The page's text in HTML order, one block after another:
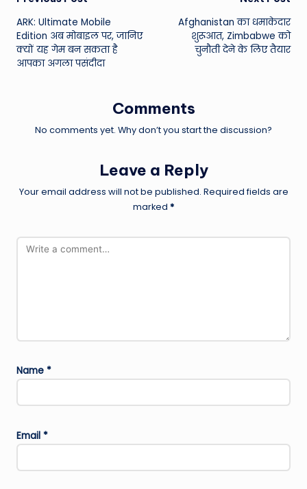
navigation
ARK: Ultimate Mobile
Edition अब मोबाइल पर, जानिए
क्यों यह गेम बन सकता है
आपका अगला पसंदीदा
Afghanistan का धमाकेदार
शुरूआत, Zimbabwe को
चुनौती देने के लिए तैयार
Comments
No comments yet. Why don’t you start the discussion?
Leave a Reply
Your email address will not be published. Required fields are
marked *
Name *
Email *